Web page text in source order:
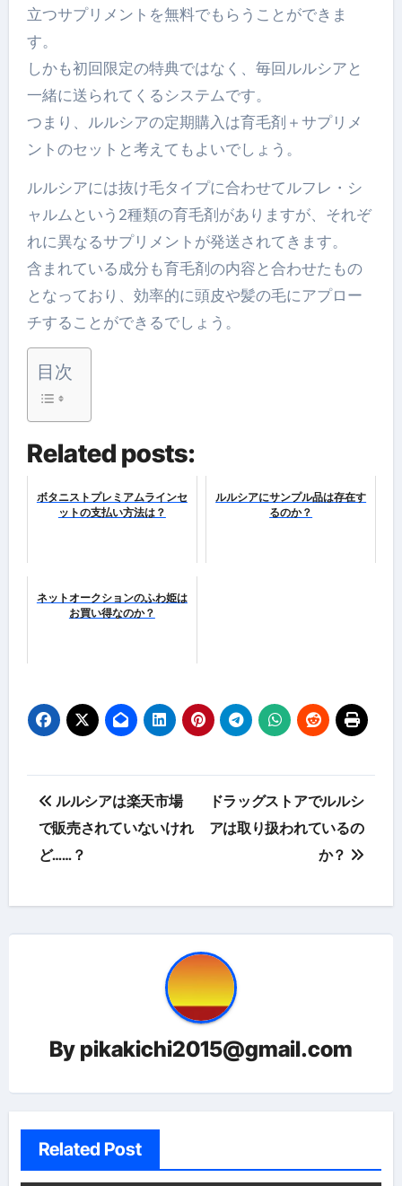
立つサプリメントを無料でもらうことができま
す。
しかも初回限定の特典ではなく、毎回ルルシアと
一緒に送られてくるシステムです。
つまり、ルルシアの定期購入は育毛剤＋サプリメ
ントのセットと考えてもよいでしょう。
ルルシアには抜け毛タイプに合わせてルフレ・シ
ャルムという2種類の育毛剤がありますが、それぞ
れに異なるサプリメントが発送されてきます。
含まれている成分も育毛剤の内容と合わせたもの
となっており、効率的に頭皮や髪の毛にアプロー
チすることができるでしょう。
目次
Related posts:
ボタニストプレミアムラインセ
ットの支払い方法は？
ルルシアにサンプル品は存在す
るのか？
ネットオークションのふわ姫は
お買い得なのか？
投
稿
ナ
ビ
ゲ
ョ
ン
ルルシアは楽天市場
で販売されていないけれ
ど……？
ドラッグストアでルルシ
アは取り扱われているの
か？
By pikakichi2015@gmail.com
Related Post